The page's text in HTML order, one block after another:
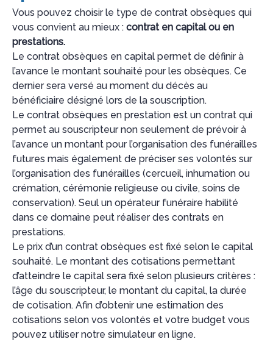
Vous pouvez choisir le type de contrat obsèques qui
vous convient au mieux : contrat en capital ou en
prestations.
Le contrat obsèques en capital permet de définir à
l’avance le montant souhaité pour les obsèques. Ce
dernier sera versé au moment du décès au
bénéficiaire désigné lors de la souscription.
Le contrat obsèques en prestation est un contrat qui
permet au souscripteur non seulement de prévoir à
l’avance un montant pour l’organisation des funérailles
futures mais également de préciser ses volontés sur
l’organisation des funérailles (cercueil, inhumation ou
crémation, cérémonie religieuse ou civile, soins de
conservation). Seul un opérateur funéraire habilité
dans ce domaine peut réaliser des contrats en
prestations.
Le prix d’un contrat obsèques est fixé selon le capital
souhaité. Le montant des cotisations permettant
d’atteindre le capital sera fixé selon plusieurs critères :
l’âge du souscripteur, le montant du capital, la durée
de cotisation. Afin d’obtenir une estimation des
cotisations selon vos volontés et votre budget vous
pouvez utiliser notre simulateur en ligne.